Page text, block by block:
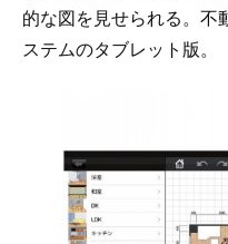
的な図を見せられる。不
ステムのタブレット版。